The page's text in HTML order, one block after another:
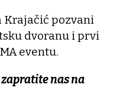
Krajačić pozvani
dvoranu i prvi
eventu.
nas na